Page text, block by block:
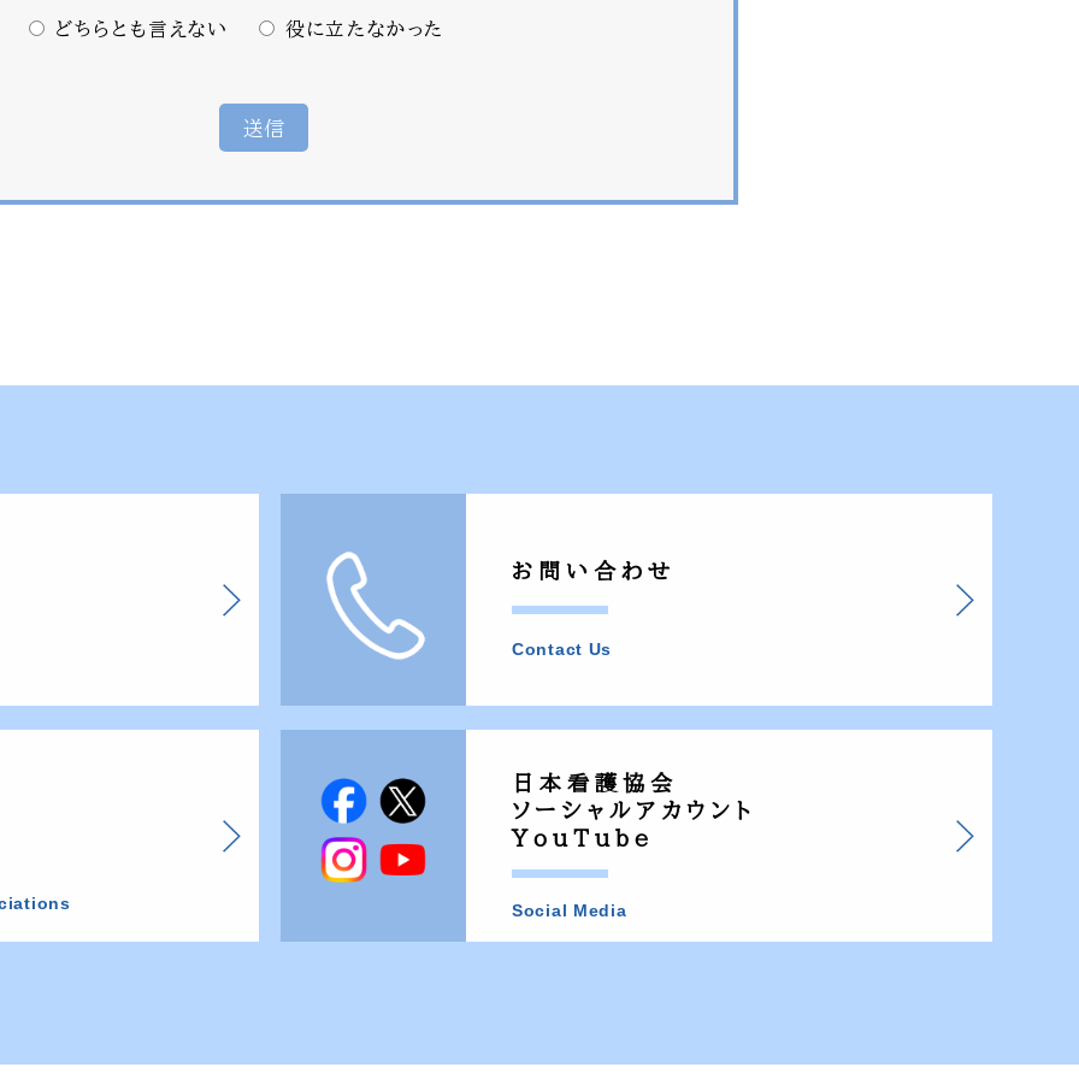
どちらとも言えない 役に立たなかった
お問い合わせ
Contact Us
日本看護協会
ソーシャルアカウント
YouTube
Social Media